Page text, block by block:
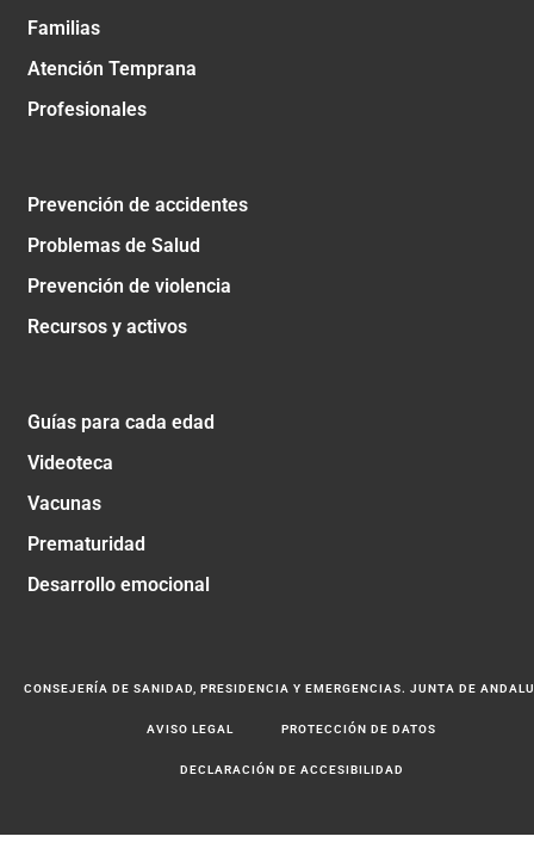
Familias
Atención Temprana
Profesionales
Prevención de accidentes
Problemas de Salud
Prevención de violencia
Recursos y activos
Guías para cada edad
Videoteca
Vacunas
Prematuridad
Desarrollo emocional
CONSEJERÍA DE SANIDAD, PRESIDENCIA Y EMERGENCIAS. JUNTA DE
AVISO LEGAL PROTECCIÓN DE DATOS
DECLARACIÓN DE ACCESIBILIDAD